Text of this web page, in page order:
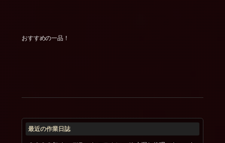
おすすめの一品！
最近の作業日誌